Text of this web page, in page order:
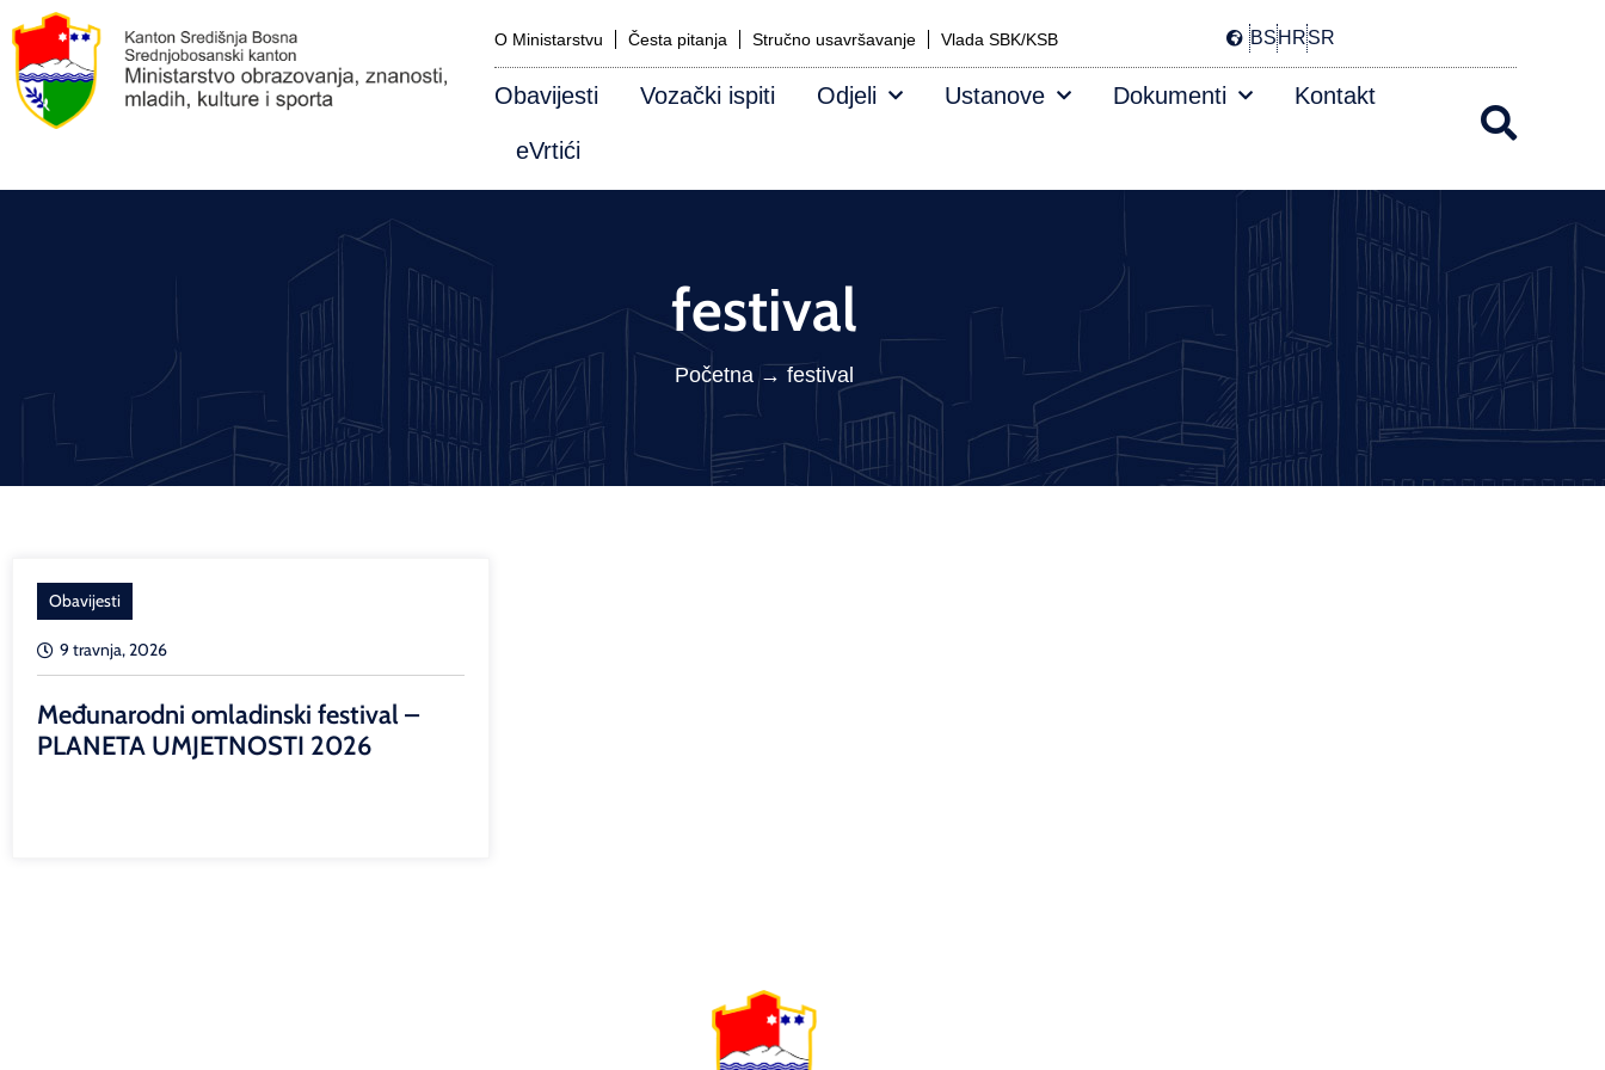
O Ministarstvu Česta pitanja Stručno usavršavanje Vlada SBK/KSB BSHRSR
Obavijesti Vozački ispiti Odjeli Ustanove Dokumenti Kontakt
eVrtići
festival
Početna → festival
Obavijesti
9 travnja, 2026
Međunarodni omladinski festival –
PLANETA UMJETNOSTI 2026